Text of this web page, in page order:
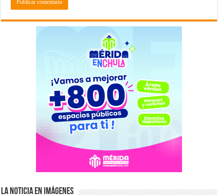
La Noticia en Imágenes